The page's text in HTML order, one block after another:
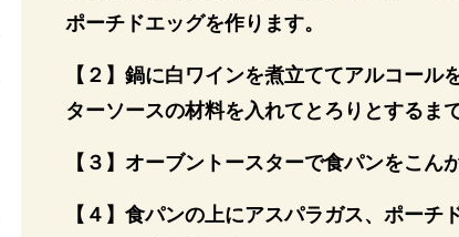
ポーチドエッグを作ります。
【２】鍋に白ワインを煮立ててアルコール
ターソースの材料を入れてとろりとするま
【３】オーブントースターで食パンをこん
【４】食パンの上にアスパラガス、ポーチ